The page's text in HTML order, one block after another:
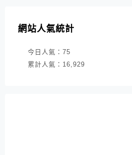
網站人氣統計
今日人氣： 75
累計人氣： 16,929